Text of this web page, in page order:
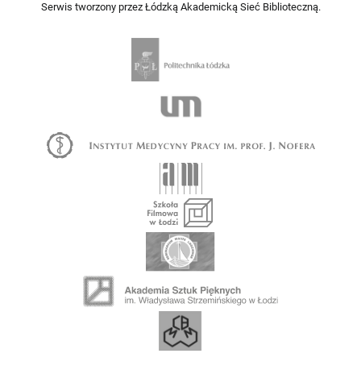
Serwis tworzony przez Łódzką Akademicką Sieć Biblioteczną.